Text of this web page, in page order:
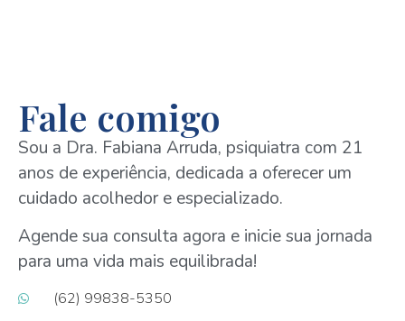
Fale comigo
Sou a Dra. Fabiana Arruda, psiquiatra com 21
anos de experiência, dedicada a oferecer um
cuidado acolhedor e especializado.
Agende sua consulta agora e inicie sua jornada
para uma vida mais equilibrada!
(62) 99838-5350